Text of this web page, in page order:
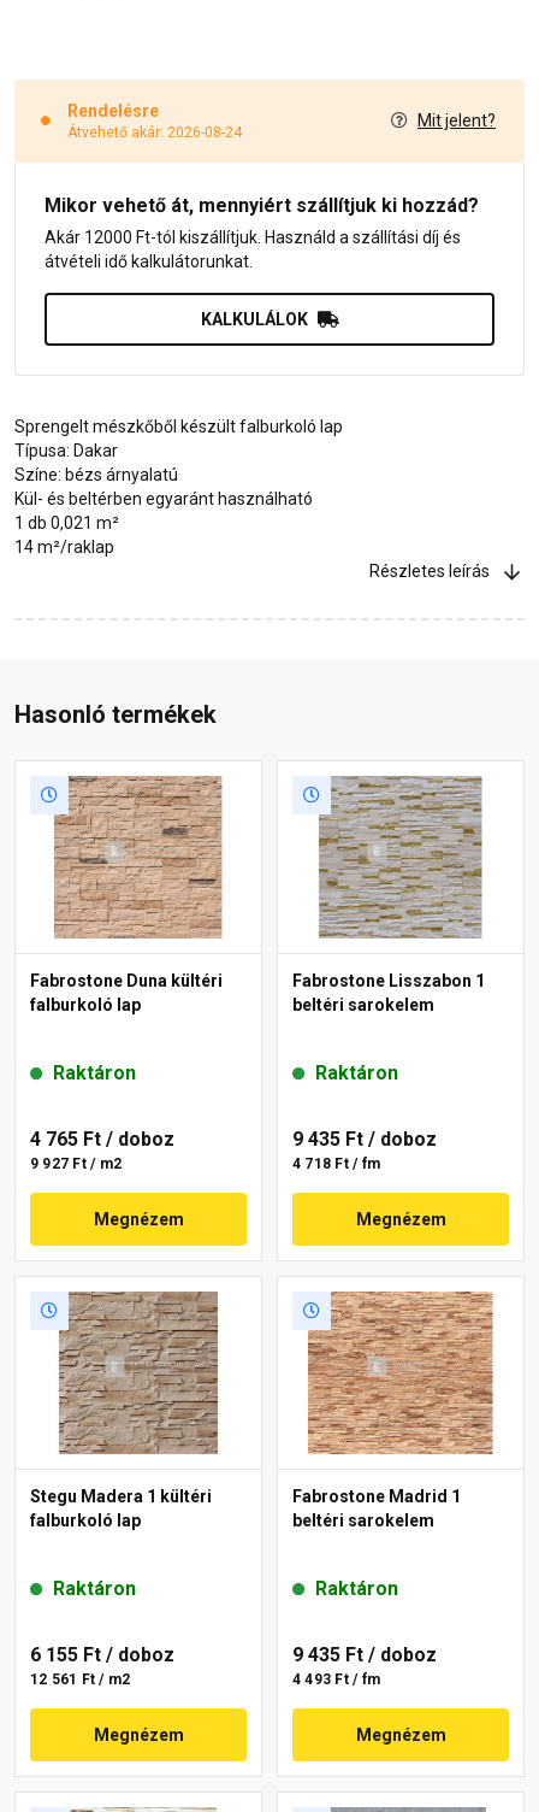
Rendelésre
Átvehető akár: 2026-08-24
Mit jelent?
Mikor vehető át, mennyiért szállítjuk ki hozzád?
Akár 12000 Ft-tól kiszállítjuk. Használd a szállítási díj és
átvételi idő kalkulátorunkat.
KALKULÁLOK
Sprengelt mészkőből készült falburkoló lap
Típusa: Dakar
Színe: bézs árnyalatú
Kül- és beltérben egyaránt használható
1 db 0,021 m²
14 m²/raklap
Részletes leírás
Hasonló termékek
Fabrostone Duna kültéri
falburkoló lap
Raktáron
4 765 Ft / doboz
9 927 Ft / m2
Megnézem
Fabrostone Lisszabon 1
beltéri sarokelem
Raktáron
9 435 Ft / doboz
4 718 Ft / fm
Megnézem
Stegu Madera 1 kültéri
falburkoló lap
Raktáron
6 155 Ft / doboz
12 561 Ft / m2
Megnézem
Fabrostone Madrid 1
beltéri sarokelem
Raktáron
9 435 Ft / doboz
4 493 Ft / fm
Megnézem